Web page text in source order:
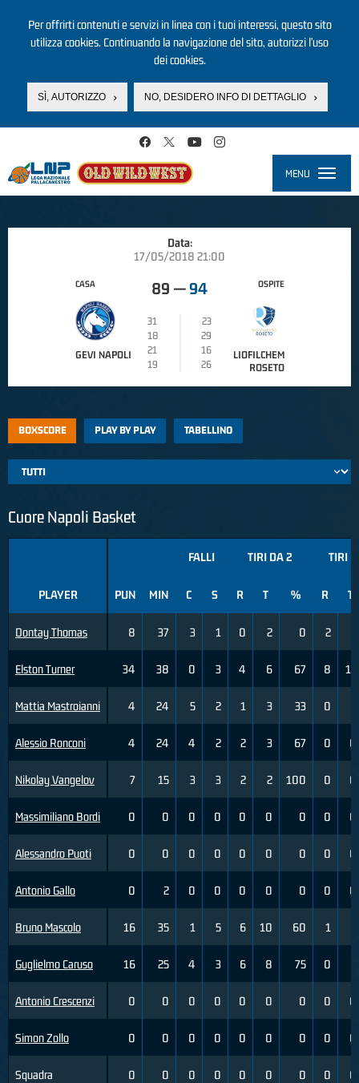
Per offrirti contenuti e servizi in linea con i tuoi interessi, questo sito
utilizza cookies. Continuando la navigazione del sito, autorizzi l’uso
dei cookies.
SÌ, AUTORIZZO NO, DESIDERO INFO DI DETTAGLIO
MENU
Data:
17/05/2018 21:00
CASA
GEVI NAPOLI
89 — 94
31
23
18
29
21
16
19
26
OSPITE
LIOFILCHEM
ROSETO
BOXSCORE PLAY BY PLAY TABELLINO
Cuore Napoli Basket
PLAYER
Dontay Thomas
Elston Turner
Mattia Mastroianni
Alessio Ronconi
Nikolay Vangelov
Massimiliano Bordi
Alessandro Puoti
Antonio Gallo
Bruno Mascolo
Guglielmo Caruso
Antonio Crescenzi
Simon Zollo
Squadra
FALLI TIRI DA 2 TIRI
PUN MIN C S R T % R T
8 37 3 1 0 2 0 2
34 38 0 3 4 6 67 8 13
4 24 5 2 1 3 33 0
4 24 4 2 2 3 67 0 0
7 15 3 3 2 2 100 0 0
0 0 0 0 0 0 0 0 0
0 0 0 0 0 0 0 0 0
0 2 0 0 0 0 0 0 0
16 35 1 5 6 10 60 1
16 25 4 3 6 8 75 0
0 0 0 0 0 0 0 0 0
0 0 0 0 0 0 0 0 0
0 0 0 0 0 0 0 0 0